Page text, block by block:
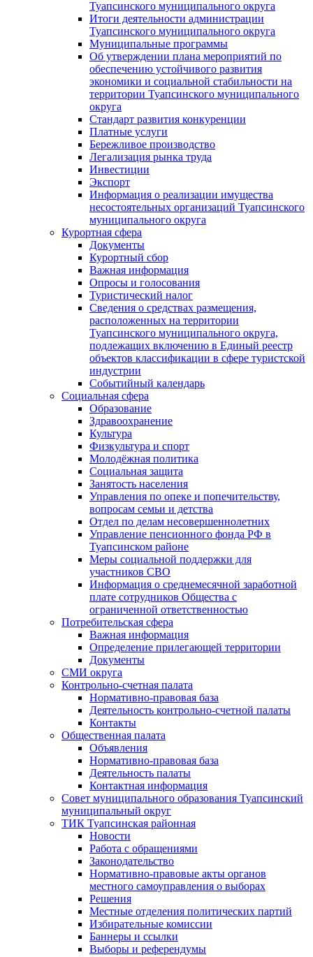
Туапсинского муниципального округа
Итоги деятельности администрации
Туапсинского муниципального округа
Муниципальные программы
Об утверждении плана мероприятий по
обеспечению устойчивого развития
экономики и социальной стабильности на
территории Туапсинского муниципального
округа
Стандарт развития конкуренции
Платные услуги
Бережливое производство
Легализация рынка труда
Инвестиции
Экспорт
Информация о реализации имущества
несостоятельных организаций Туапсинского
муниципального округа
Курортная сфера
Документы
Курортный сбор
Важная информация
Опросы и голосования
Туристический налог
Сведения о средствах размещения,
расположенных на территории
Туапсинского муниципального округа,
подлежащих включению в Единый реестр
объектов классификации в сфере туристской
индустрии
Событийный календарь
Социальная сфера
Образование
Здравоохранение
Культура
Физкультура и спорт
Молодёжная политика
Социальная защита
Занятость населения
Управления по опеке и попечительству,
вопросам семьи и детства
Отдел по делам несовершеннолетних
Управление пенсионного фонда РФ в
Туапсинском районе
Меры социальной поддержки для
участников СВО
Информация о среднемесячной заработной
плате сотрудников Общества с
ограниченной ответственностью
Потребительская сфера
Важная информация
Определение прилегающей территории
Документы
СМИ округа
Контрольно-счетная палата
Нормативно-правовая база
Деятельность контрольно-счетной палаты
Контакты
Общественная палата
Объявления
Нормативно-правовая база
Деятельность палаты
Контактная информация
Совет муниципального образования Туапсинский
муниципальный округ
ТИК Туапсинская районная
Новости
Работа с обращениями
Законодательство
Нормативно-правовые акты органов
местного самоуправления о выборах
Решения
Местные отделения политических партий
Избирательные комиссии
Баннеры и ссылки
Выборы и референдумы